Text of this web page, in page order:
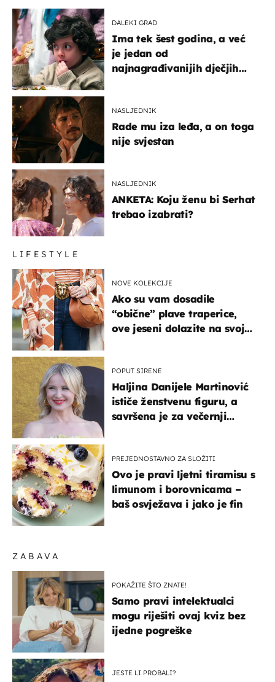
ZABAVA
POKAŽITE ŠTO ZNATE!
Samo pravi intelektualci
mogu riješiti ovaj kviz bez
ijedne pogreške
JESTE LI PROBALI?
DALEKI GRAD
Ima tek šest godina, a već
je jedan od
najnagrađivanijih dječjih
NASLJEDNIK
Rade mu iza leđa, a on toga
nije svjestan
NASLJEDNIK
ANKETA: Koju ženu bi Serhat
trebao izabrati?
LIFESTYLE
NOVE KOLEKCIJE
Ako su vam dosadile
“obične” plave traperice,
ove jeseni dolazite na svoje
POPUT SIRENE
Haljina Danijele Martinović
ističe ženstvenu figuru, a
savršena je za večernji
PREJEDNOSTAVNO ZA SLOŽITI
Ovo je pravi ljetni tiramisu s
limunom i borovnicama –
baš osvježava i jako je fin